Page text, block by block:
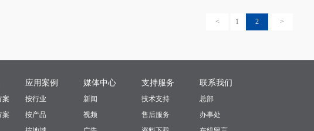
< 1 2 >
案
案
应用案例
按行业
按产品
媒体中心
新闻
视频
支持服务
技术支持
售后服务
联系我们
总部
办事处